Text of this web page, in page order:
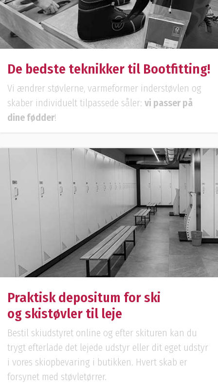
De bedste teknikker til Bootfitting!
Vi ændrer støvlerne, varmeformer inderstøvlen og
skaber individuelt tilpassede såler: vi passer på
dine fødder!
Praktisk depositum for ski
og skistøvler til leje
Bestil skiudstyret online og efter skituren kan du
trygt efterlade det lejede udstyr eller dit eget udstyr
i vores skiopbevaring i butikken. Hvert skab er
forsynet med støvletørrer.